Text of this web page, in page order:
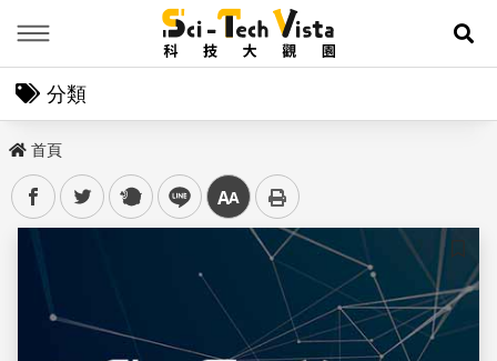
展
分類
首頁
facebooktwitter plurk line 中
儲存